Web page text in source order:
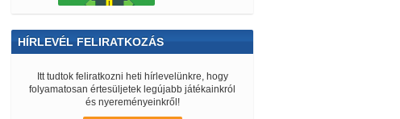
HÍRLEVÉL FELIRATKOZÁS
Itt tudtok feliratkozni heti hírlevelünkre, hogy
folyamatosan értesüljetek legújabb játékainkról
és nyereményeinkről!